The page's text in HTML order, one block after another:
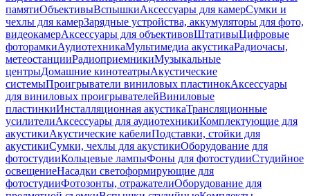
памятиОбъективыВспышкиАксессуары для камерСумки и
чехлы для камерЗарядные устройства, аккумуляторы для фото,
видеокамерАксессуары для объективовШтативыЦифровые
фоторамкиАудиотехникаМультимедиа акустикаРадиочасы,
метеостанцииРадиоприемникиМузыкальные
центрыДомашние кинотеатрыАкустические
системыПроигрыватели виниловых пластинокАксессуары
для виниловых проигрывателейВиниловые
пластинкиИнсталляционная акустикаТрансляционные
усилителиАксессуары для аудиотехникиКомплектующие для
акустикиАкустические кабелиПодставки, стойки для
акустикиСумки, чехлы для акустикиОборудование для
фотостудииКольцевые лампыФоны для фотостудииСтудийное
освещениеНасадки светоформирующие для
фотостудииФотозонты, отражателиОборудование для